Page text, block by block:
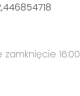
16:00